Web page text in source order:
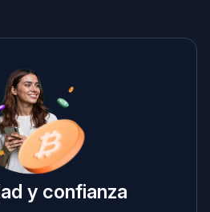
y confianza